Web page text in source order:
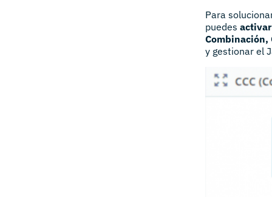
Para
puedes
Combinación,
y gestionar el